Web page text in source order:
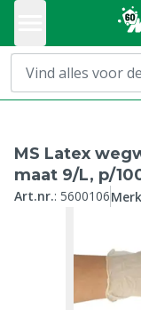
MS Latex
maat 9/L, p/
Art.nr.: 5600106Merk